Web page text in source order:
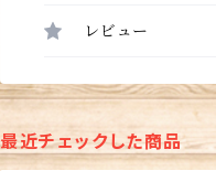
レビュー
最近チェックした商品